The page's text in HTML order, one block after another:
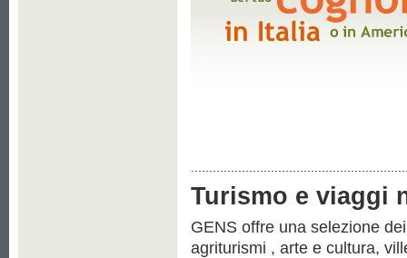
Turismo e viaggi
GENS offre una selezione
agriturismi , arte e cultura,